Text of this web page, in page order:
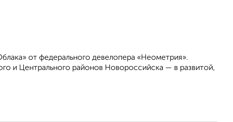
от федерального девелопера «Неометрия».
и Центрального районов Новороссийска — в развитой,